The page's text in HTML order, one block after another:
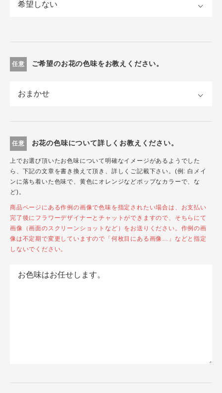
任意 ご希望のお花の色味をお教えください。
任意 お花の色味について詳しくお教えください。
上でお選び頂いたお色味について明確なイメージがあるようでした
ら、下記の文章を書き換えて頂き、詳しくご記載下さい。(例: 白メイ
ンに落ち着いた色味で、黄色にオレンジなどポップなカラーで、な
ど)。
商品ページにある作例の画像で色味を指定されたい場合は、お支払い
完了後にフラワーデザイナーとチャットができますので、そちらにて
画像（画面のスクリーンショットなど）をお送りください。作例の画
像は不定期で変更していますので「何枚目にある画像…」などと指定
しないでください。